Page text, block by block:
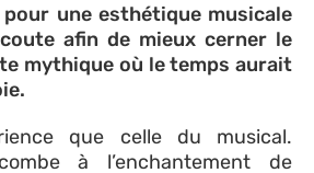
une esthétique musicale
afin de mieux cerner le
mythique où le temps aurait
que celle du musical.
à l’enchantement de